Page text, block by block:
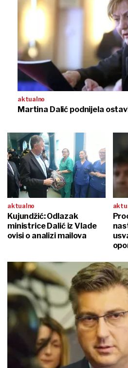
aktualno
Martina Dalić podnijela
aktualno
Kujundžić: Odlazak
ministrice Dalić iz Vlade
ovisi o analizi mailova